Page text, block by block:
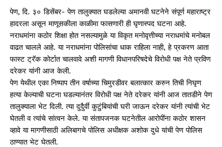
पेण, दि. ३० डिसेंबर- पेण तालुक्यात घडलेल्या अमानवी घटनेने संपूर्ण महाराष्ट्र
हादरला असून माणूसकीला काळीमा फासणारी ही घृणास्पद घटना आहे.
नराधमांना कठोर शिक्षा होत नसल्यामुळे या विकृत मनोवृत्तीच्या नराधमांचे मनोबल
वाढत चालले आहे. या नराधमांना पोलिसांचा धाक राहिला नाही, हे प्रकरण आता
फास्ट ट्रॅक कोर्टात चालवावे अशी मागणी विधानपरिषदेचे विरोधी पक्ष नेते प्रविण
दरेकर यांनी आज केली.
पेण येथील एका निष्पाप तीन वर्षाच्या चिमुरडीवर बलात्कार करुन तिची निघृण
हत्या केल्याची घटना घडल्यानंतर विरोधी पक्ष नेते दरेकर यांनी आज तातडीने पेण
तालुक्याला भेट दिली. त्या दुदैुर्वी कुटुंबियांची घरी जाऊन दरेकर यांनी त्यांची भेट
घेतली व त्यांचे सांत्वन केले. या संतापजनक घटनेतील आरोपींना कठोर शासन
व्हावे या मागणीसाठी अलिबागचे पोलिस अधीक्षक अशोक दुधे यांची पेण पोलिस
ठाण्यात भेट घेतली.